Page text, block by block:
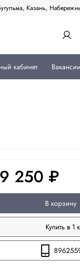
Казань,
кабинет
Вакансии
250 ₽
В корзину
Купить в 1